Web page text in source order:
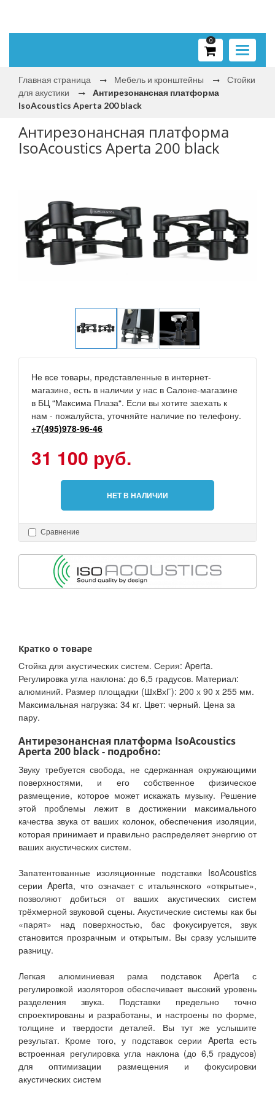
Toggle
0
Главная страница Мебель и кронштейны
Стойки
для акустики
Антирезонансная платформа
IsoAcoustics Aperta 200 black
Антирезонансная платформа
IsoAcoustics Aperta 200 black
Не все товары, представленные в интернет-
магазине, есть в наличии у нас в Салоне-магазине
в БЦ “Максима Плаза“. Если вы хотите заехать к
нам - пожалуйста, уточняйте наличие по телефону.
+7(495)978-96-46
31 100 руб.
НЕТ В НАЛИЧИИ
Сравнение
Кратко о товаре
Стойка для акустических систем. Серия: Aperta.
Регулировка угла наклона: до 6,5 градусов. Материал:
алюминий. Размер площадки (ШхВхГ): 200 х 90 x 255 мм.
Максимальная нагрузка: 34 кг. Цвет: черный. Цена за
пару.
Антирезонансная платформа IsoAcoustics
Aperta 200 black - подробно:
Звуку требуется свобода, не сдержанная окружающими
поверхностями, и его собственное физическое
размещение, которое может искажать музыку. Решение
этой проблемы лежит в достижении максимального
качества звука от ваших колонок, обеспечения изоляции,
которая принимает и правильно распределяет энергию от
ваших акустических систем.
Запатентованные изоляционные подставки IsoAcoustics
серии Aperta, что означает с итальянского «открытые»,
позволяют добиться от ваших акустических систем
трёхмерной звуковой сцены. Акустические системы как бы
«парят» над поверхностью, бас фокусируется, звук
становится прозрачным и открытым. Вы сразу услышите
разницу.
Легкая алюминиевая рама подставок Aperta с
регулировкой изоляторов обеспечивает высокий уровень
разделения звука. Подставки предельно точно
спроектированы и разработаны, и настроены по форме,
толщине и твердости деталей. Вы тут же услышите
результат. Кроме того, у подставок серии Aperta есть
встроенная регулировка угла наклона (до 6,5 градусов)
для оптимизации размещения и фокусировки
акустических систем